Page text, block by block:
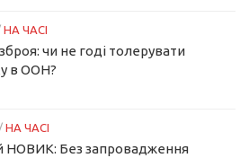
НА ЧАСІ
чи не годі толерувати
в ООН?
/ НА ЧАСІ
НОВИК: Без запровадження